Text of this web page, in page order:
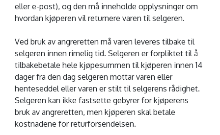
eller e-post), og den må inneholde opplysninger om
hvordan kjøperen vil returnere varen til selgeren.
Ved bruk av angreretten må varen leveres tilbake til
selgeren innen rimelig tid. Selgeren er forpliktet til å
tilbakebetale hele kjøpesummen til kjøperen innen 14
dager fra den dag selgeren mottar varen eller
henteseddel eller varen er stilt til selgerens rådighet.
Selgeren kan ikke fastsette gebyrer for kjøperens
bruk av angreretten, men kjøperen skal betale
kostnadene for returforsendelsen.